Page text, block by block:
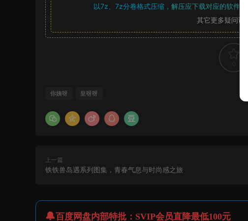
以7z、7z分卷格式压缩， 解压应下载对应的软件
其它更多疑问请
你姨呀 皇呀呀
上一篇
铁铁兽岛遇系列图集，青春气息与时尚感之旅
百度网盘内部特批：SVIP会员直降最低100元